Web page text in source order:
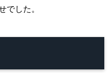
でした。